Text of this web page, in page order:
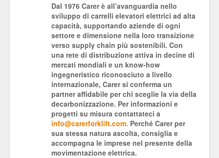
Dal 1976 Carer è all’avanguardia nello
sviluppo di carrelli elevatori elettrici ad alta
capacità, supportando aziende di ogni
settore e dimensione nella loro transizione
verso supply chain più sostenibili. Con
una rete di distribuzione attiva in decine di
mercati mondiali e un know-how
ingegneristico riconosciuto a livello
internazionale, Carer si conferma un
partner affidabile per chi sceglie la via della
decarbonizzazione. Per informazioni e
progetti su misura contattateci a
info@carerforklift.com. Perché Carer per
sua stessa natura ascolta, consiglia e
accompagna le imprese nel presente della
movimentazione elettrica.